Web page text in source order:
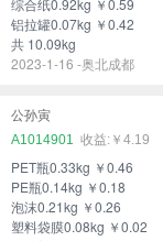
铝拉罐0.07kg ￥0.42
共 10.09kg
2023-1-16 -奥北成都
公孙寅
A1014901
￥4.19
PET瓶0.33kg ￥0.46
PE瓶0.14kg ￥0.18
泡沫0.21kg ￥0.26
塑料袋膜0.08kg ￥0.02